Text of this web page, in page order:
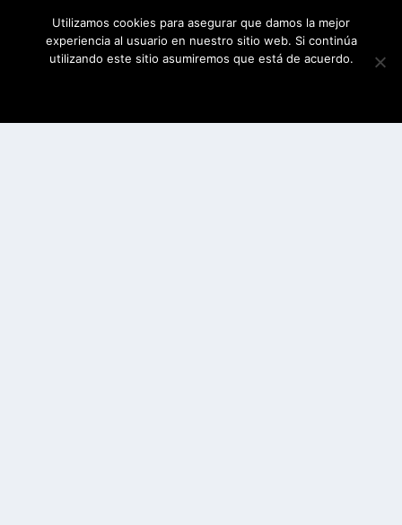
Utilizamos cookies para asegurar que damos la mejor
experiencia al usuario en nuestro sitio web. Si continúa
utilizando este sitio asumiremos que está de acuerdo.